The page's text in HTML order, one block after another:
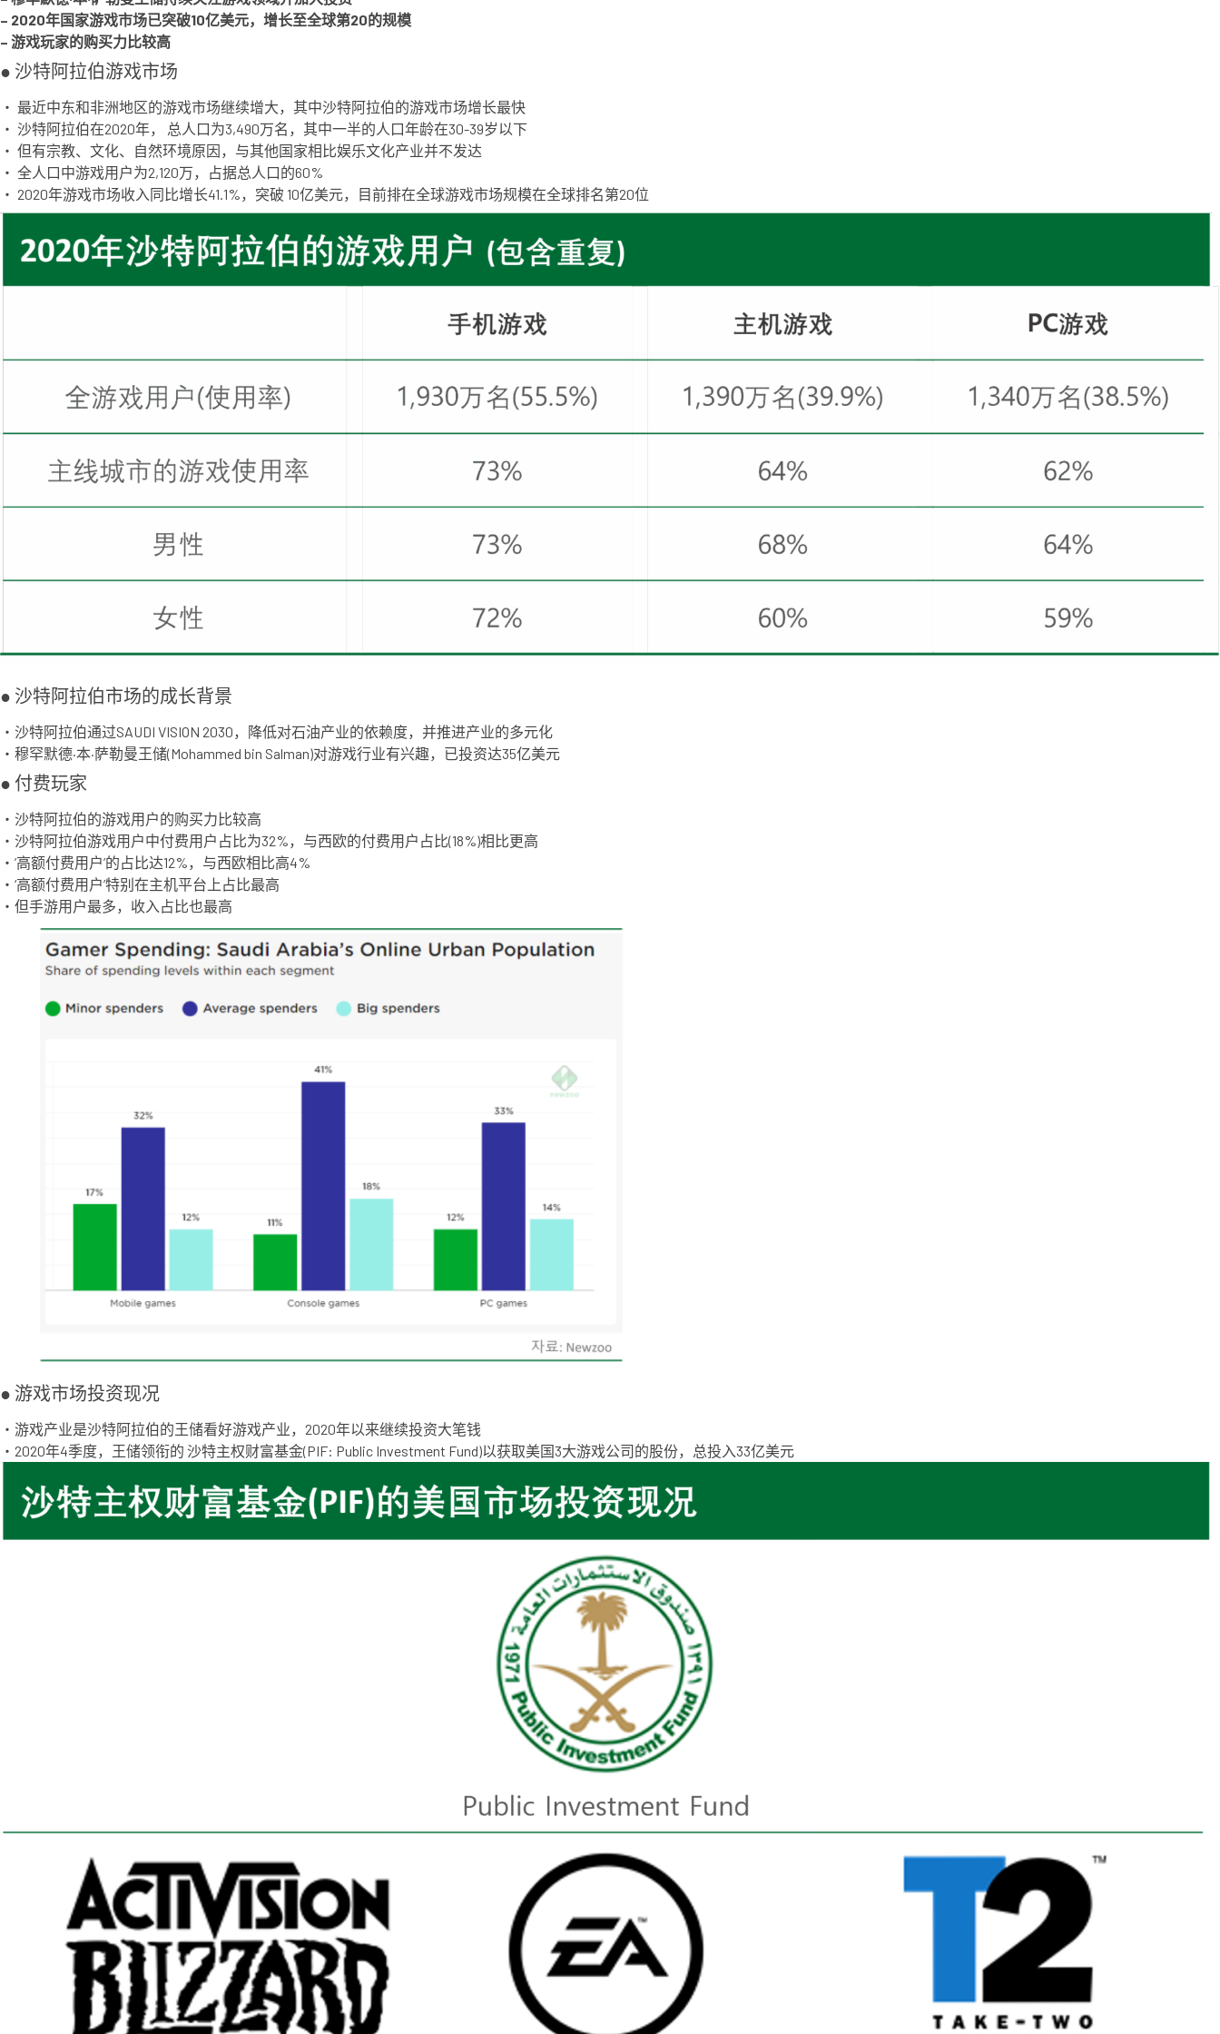
– 2020年国家游戏市场已突破10亿美元，增长至全球第20的规模
– 游戏玩家的购买力比较高
● 沙特阿拉伯游戏市场
・ 最近中东和非洲地区的游戏市场继续增大，其中沙特阿拉伯的游戏市场增长最快
・ 沙特阿拉伯在2020年， 总人口为3,490万名，其中一半的人口年龄在30-39岁以下
・ 但有宗教、文化、自然环境原因，与其他国家相比娱乐文化产业并不发达
・ 全人口中游戏用户为2,120万，占据总人口的60%
・ 2020年游戏市场收入同比增长41.1%，突破 10亿美元，目前排在全球游戏市场规模在全球排名第20位
● 沙特阿拉伯市场的成长背景
・沙特阿拉伯通过SAUDI VISION 2030，降低对石油产业的依赖度，并推进产业的多元化
・穆罕默德·本·萨勒曼王储(Mohammed bin Salman)对游戏行业有兴趣，已投资达35亿美元
● 付费玩家
・沙特阿拉伯的游戏用户的购买力比较高
・沙特阿拉伯游戏用户中付费用户占比为32%，与西欧的付费用户占比(18%)相比更高
・’高额付费用户’的占比达12%，与西欧相比高4%
・‘高额付费用户’特别在主机平台上占比最高
・但手游用户最多，收入占比也最高
● 游戏市场投资现况
・游戏产业是沙特阿拉伯的王储看好游戏产业，2020年以来继续投资大笔钱
・2020年4季度，王储领衔的 沙特主权财富基金(PIF: Public Investment Fund)以获取美国3大游戏公司的股份，总投入33亿美元